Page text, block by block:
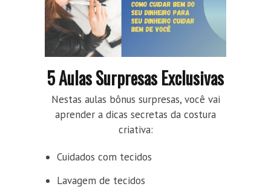
5 Aulas Surpresas Exclusivas
Nestas aulas bônus surpresas, você vai
aprender a dicas secretas da costura
criativa:
Cuidados com tecidos
Lavagem de tecidos